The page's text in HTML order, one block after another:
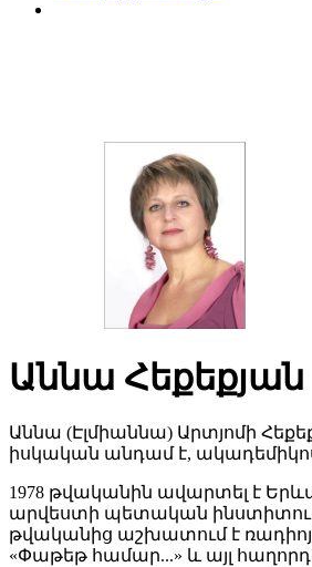
Աննա Հեքեքյան
Աննա (Էլմիաննա) Արտյոմի
իսկական անդամ է, ակադեմիկոս
1978 թվականին ավարտել է
արվեստի պետական
թվականից աշխատում է
«Փաթեթ համար...» և այլ